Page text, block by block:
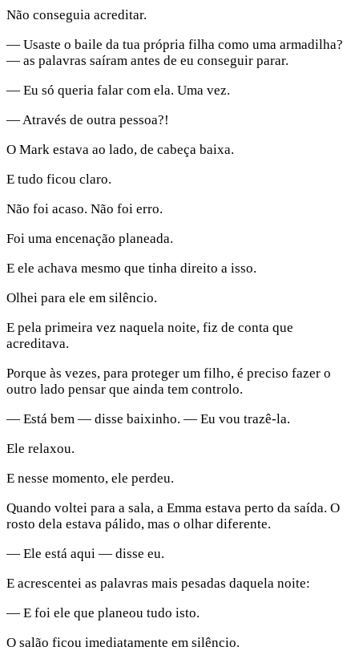
Não conseguia acreditar.
— Usaste o baile da tua própria filha como uma armadilha?
— as palavras saíram antes de eu conseguir parar.
— Eu só queria falar com ela. Uma vez.
— Através de outra pessoa?!
O Mark estava ao lado, de cabeça baixa.
E tudo ficou claro.
Não foi acaso. Não foi erro.
Foi uma encenação planeada.
E ele achava mesmo que tinha direito a isso.
Olhei para ele em silêncio.
E pela primeira vez naquela noite, fiz de conta que
acreditava.
Porque às vezes, para proteger um filho, é preciso fazer o
outro lado pensar que ainda tem controlo.
— Está bem — disse baixinho. — Eu vou trazê-la.
Ele relaxou.
E nesse momento, ele perdeu.
Quando voltei para a sala, a Emma estava perto da saída. O
rosto dela estava pálido, mas o olhar diferente.
— Ele está aqui — disse eu.
E acrescentei as palavras mais pesadas daquela noite:
— E foi ele que planeou tudo isto.
O salão ficou imediatamente em silêncio.